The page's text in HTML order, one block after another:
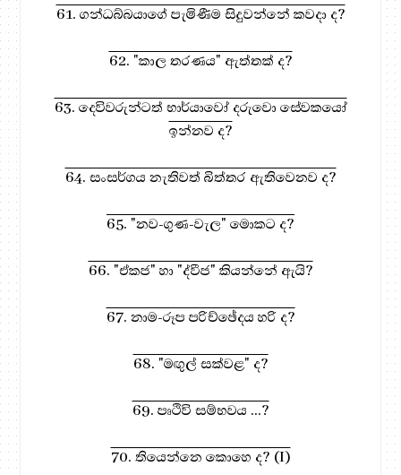
61. ගන්ධබ්බයාගේ පැමිණීම සිදුවන්නේ කවදා ද?
62. "කාල තරණය" ඇත්තක් ද?
63. දෙවිවරුන්ටත් භාර්යාවෝ දරුවො සේවකයෝ
ඉන්නව ද?
64. සංසර්ගය නැතිවත් බිත්තර ඇතිවෙනව ද?
65. "නව-ගුණ-වැල" මොකට ද?
66. "ඒකජ" හා "ද්වීජ" කියන්නේ ඇයි?
67. නාම-රූප පරිච්ඡේදය හරි ද?
68. "මඟුල් සක්වළ" ද?
69. පෘථිවි සම්භවය ...?
70. තියෙන්නෙ කොහෙ ද? (I)